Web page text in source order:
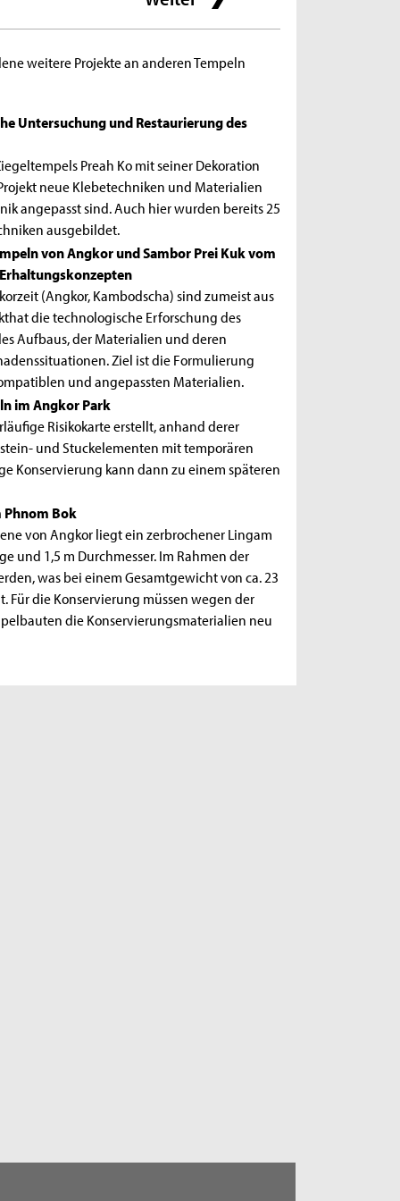
weitere Projekte an an­deren Tempeln
Untersuchung und Restaurierung des
Preah Ko mit seiner Dekoration
neue Klebetechniken und Materialien
angepasst sind. Auch hier wurden bereits 25
ausgebildet.
von Angkor und Sambor Prei Kuk vom
(Angkor, Kambodscha) sind zumeist aus
die technologische Erfor­schung des
Aufbaus, der Materialien und deren
Ziel ist die Formulierung
und angepassten Materialien.
im Angkor Park
Risikokarte erstellt, anhand derer
und Stuckelementen mit temporären
Konservierung kann dann zu einem späteren
Phnom Bok
von Angkor liegt ein zerbrochener Lingam
und 1,5 m Durchmesser. Im Rahmen der
was bei einem Gesamtgewicht von ca. 23
Für die Konservierung müssen wegen der
die Konservie­rungsmaterialien neu